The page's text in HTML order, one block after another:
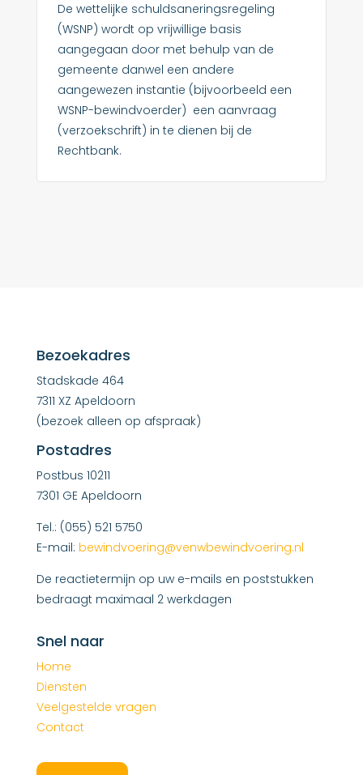
De wettelijke schuldsaneringsregeling
(WSNP) wordt op vrijwillige basis
aangegaan door met behulp van de
gemeente danwel een andere
aangewezen instantie (bijvoorbeeld een
WSNP-bewindvoerder) een aanvraag
(verzoekschrift) in te dienen bij de
Rechtbank.
Bezoekadres
Stadskade 464
7311 XZ Apeldoorn
(bezoek alleen op afspraak)
Postadres
Postbus 10211
7301 GE Apeldoorn
Tel.: (055) 521 5750
E-mail: bewindvoering@venwbewindvoering.nl
De reactietermijn op uw e-mails en poststukken
bedraagt maximaal 2 werkdagen
Snel naar
Home
Diensten
Veelgestelde vragen
Contact